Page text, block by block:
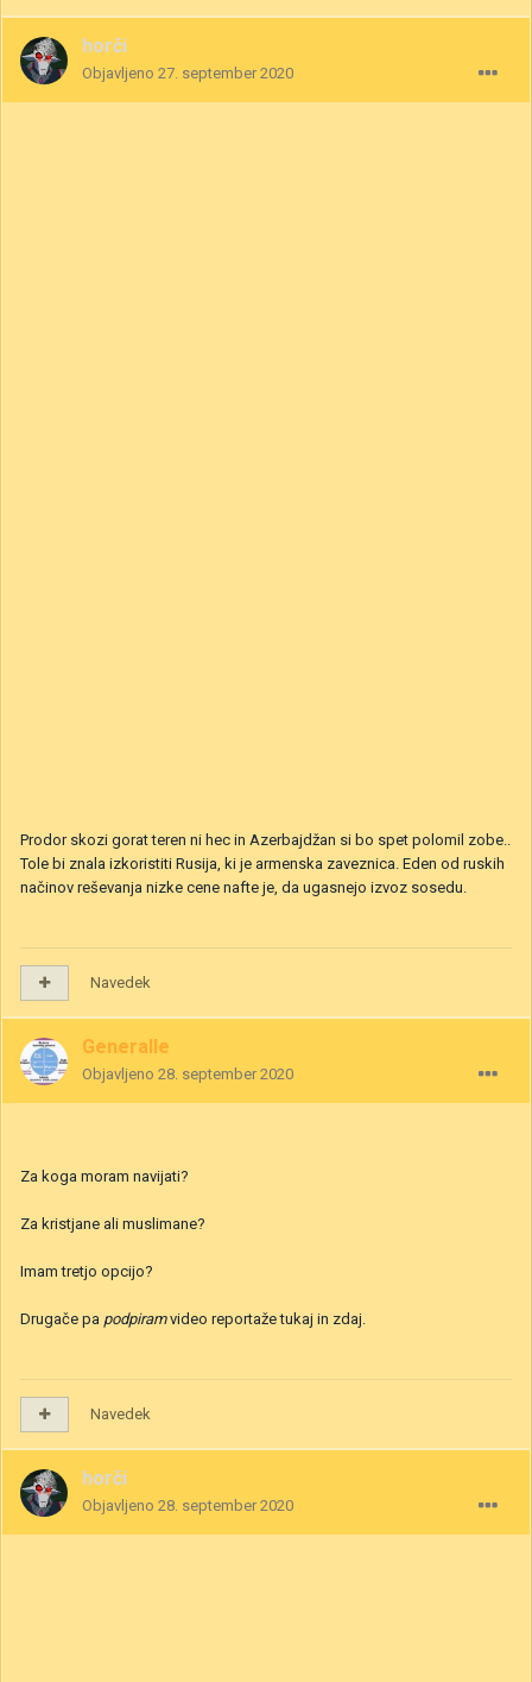
horči
Objavljeno 27. september 2020
Prodor skozi gorat teren ni hec in Azerbajdžan si bo spet polomil zobe..
Tole bi znala izkoristiti Rusija, ki je armenska zaveznica. Eden od ruskih
načinov reševanja nizke cene nafte je, da ugasnejo izvoz sosedu.
Navedek
Generalle
Objavljeno 28. september 2020
Za koga moram navijati?
Za kristjane ali muslimane?
Imam tretjo opcijo?
Drugače pa podpiramvideo reportaže tukaj in zdaj.
Navedek
horči
Objavljeno 28. september 2020